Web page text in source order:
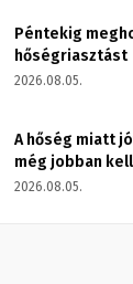
Péntekig
hőségriasztást
2026.08.05.
A hőség miatt
még jobban
2026.08.05.